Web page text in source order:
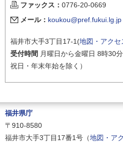
ファックス： 0776-20-0669
メール： koukou@pref.fukui.lg.jp
福井市大手3丁目17-1(地図・アクセ
受付時間 月曜日から金曜日 8時30
祝日・年末年始を除く）
福井県庁
〒910-8580
福井市大手3丁目17番1号（地図・ア